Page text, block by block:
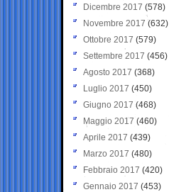
Dicembre 2017 (578)
Novembre 2017 (632)
Ottobre 2017 (579)
Settembre 2017 (456)
Agosto 2017 (368)
Luglio 2017 (450)
Giugno 2017 (468)
Maggio 2017 (460)
Aprile 2017 (439)
Marzo 2017 (480)
Febbraio 2017 (420)
Gennaio 2017 (453)